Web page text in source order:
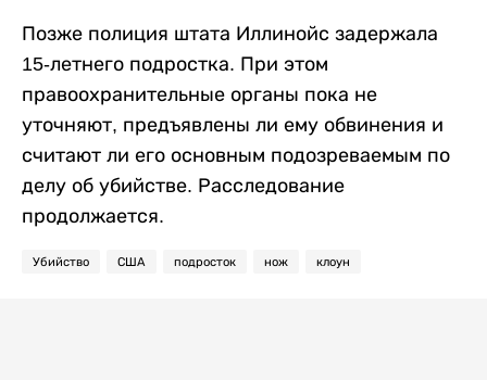
Позже полиция штата Иллинойс задержала
15-летнего подростка. При этом
правоохранительные органы пока не
уточняют, предъявлены ли ему обвинения и
считают ли его основным подозреваемым по
делу об убийстве. Расследование
продолжается.
Убийство США подросток нож клоун